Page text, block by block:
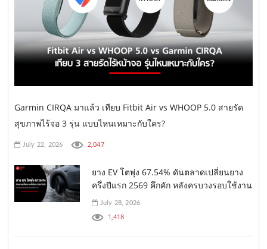
Garmin CIRQA มาแล้ว เทียบ Fitbit Air vs WHOOP 5.0 สายรัด
สุขภาพไร้จอ 3 รุ่น แบบไหนเหมาะกับใคร?
July 22, 2026 2,047
ยาง EV โตพุ่ง 67.54% ดันตลาดเปลี่ยนยาง
ครึ่งปีแรก 2569 คึกคัก หลังครบวงรอบใช้งาน
July 28, 2026
1,418